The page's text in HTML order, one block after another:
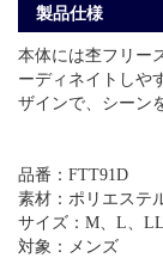
製品仕様
本体には杢フリー
ーディネイトしや
ザインで、シーン
品番：FTT91D
素材：ポリエステ
サイズ：M、L、
対象：メンズ